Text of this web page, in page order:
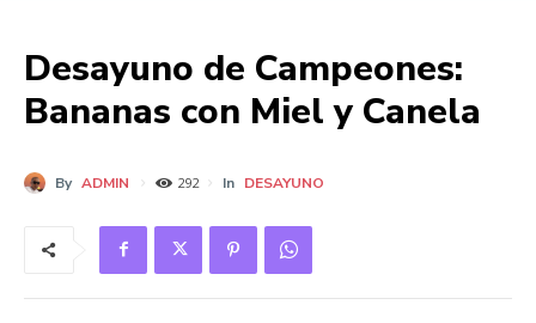
Desayuno de Campeones:
Bananas con Miel y Canela
By ADMIN 292 In DESAYUNO